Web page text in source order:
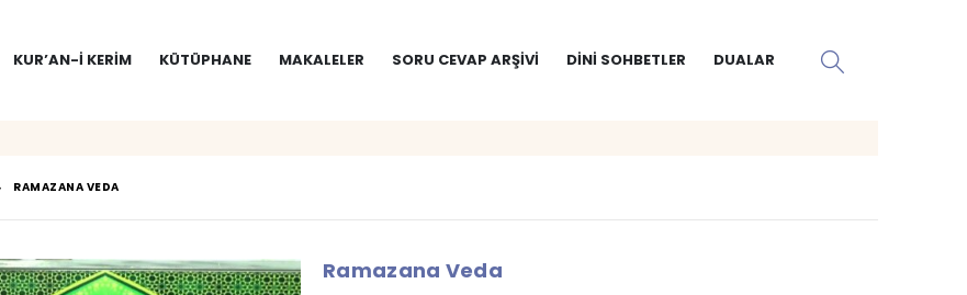
KUR’AN-I KERIM KÜTÜPHANE MAKALELER SORU CEVAP ARŞIVI DINI SOHBETLER DUALAR
RAMAZANA VEDA
Ramazana Veda